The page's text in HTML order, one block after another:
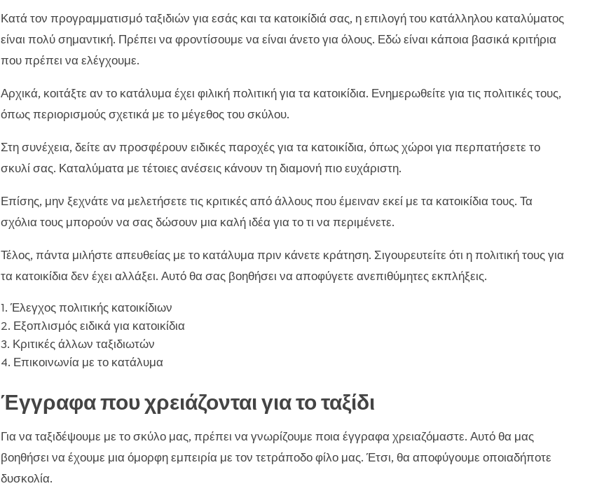
Κατά τον προγραμματισμό ταξιδιών για εσάς και τα κατοικίδιά σας, η επιλογή του κατάλληλου καταλύματος
είναι πολύ σημαντική. Πρέπει να φροντίσουμε να είναι άνετο για όλους. Εδώ είναι κάποια βασικά κριτήρια
που πρέπει να ελέγχουμε.
Αρχικά, κοιτάξτε αν το κατάλυμα έχει φιλική πολιτική για τα κατοικίδια. Ενημερωθείτε για τις πολιτικές τους,
όπως περιορισμούς σχετικά με το μέγεθος του σκύλου.
Στη συνέχεια, δείτε αν προσφέρουν ειδικές παροχές για τα κατοικίδια, όπως χώροι για περπατήσετε το
σκυλί σας. Καταλύματα με τέτοιες ανέσεις κάνουν τη διαμονή πιο ευχάριστη.
Επίσης, μην ξεχνάτε να μελετήσετε τις κριτικές από άλλους που έμειναν εκεί με τα κατοικίδια τους. Τα
σχόλια τους μπορούν να σας δώσουν μια καλή ιδέα για το τι να περιμένετε.
Τέλος, πάντα μιλήστε απευθείας με το κατάλυμα πριν κάνετε κράτηση. Σιγουρευτείτε ότι η πολιτική τους για
τα κατοικίδια δεν έχει αλλάξει. Αυτό θα σας βοηθήσει να αποφύγετε ανεπιθύμητες εκπλήξεις.
Έλεγχος πολιτικής κατοικίδιων
Εξοπλισμός ειδικά για κατοικίδια
Κριτικές άλλων ταξιδιωτών
Επικοινωνία με το κατάλυμα
Έγγραφα που χρειάζονται για το ταξίδι
Για να ταξιδέψουμε με το σκύλο μας, πρέπει να γνωρίζουμε ποια έγγραφα χρειαζόμαστε. Αυτό θα μας
βοηθήσει να έχουμε μια όμορφη εμπειρία με τον τετράποδο φίλο μας. Έτσι, θα αποφύγουμε οποιαδήποτε
δυσκολία.